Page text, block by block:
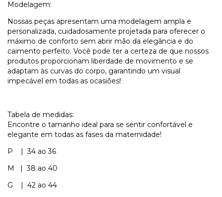
Modelagem:
Nossas peças apresentam uma modelagem ampla e
personalizada, cuidadosamente projetada para oferecer o
máximo de conforto sem abrir mão da elegância e do
caimento perfeito. Você pode ter a certeza de que nossos
produtos proporcionam liberdade de movimento e se
adaptam às curvas do corpo, garantindo um visual
impecável em todas as ocasiões!
Tabela de medidas:
Encontre o tamanho ideal para se sentir confortável e
elegante em todas as fases da maternidade!
P | 34 ao 36
M | 38 ao 40
G | 42 ao 44